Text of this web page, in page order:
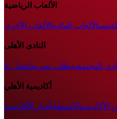
الألعاب الرياضية
تنسالألعاب المائية الألعاب الأخرى
النادى الأهلى
المجتمعيةطلب تصريحاتصل بنا
أكاديمية الأهلي
الأكاديمية الأنشطة أخبار الأكاديمية